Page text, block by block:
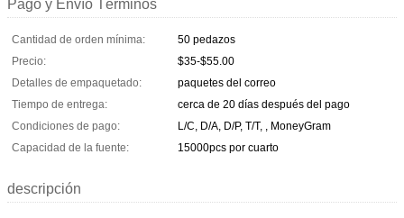
Pago y Envío Términos
Cantidad de orden mínima:
50 pedazos
Precio:
$35-$55.00
Detalles de empaquetado:
paquetes del correo
Tiempo de entrega:
cerca de 20 días después del pago
Condiciones de pago:
L/C, D/A, D/P, T/T, , MoneyGram
Capacidad de la fuente:
15000pcs por cuarto
descripción